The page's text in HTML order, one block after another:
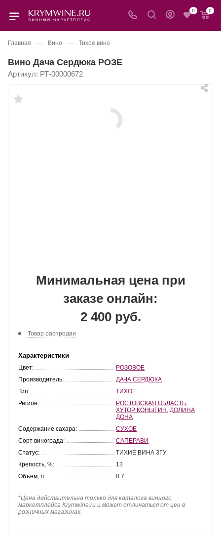
0 0
Главная — Вино — Тихое вино
Вино Дача Сердюка РОЗЕ
Артикул: РТ-00000672
Минимальная цена при
заказе онлайн:
2 400 руб.
Товар распродан
Характеристики
Цвет:
РОЗОВОЕ
Производитель:
ДАЧА СЕРДЮКА
Тип:
ТИХОЕ
Регион:
РОСТОВСКАЯ ОБЛАСТЬ
ХУТОР КОНЫГИН ДОЛИНА
ДОНА
Содержание сахара:
СУХОЕ
Сорт винограда:
САПЕРАВИ
Статус:
ТИХИЕ ВИНА ЗГУ
Крепость, %:
13
Объём, л:
0.7
*Цена действительна только для каталога винного
маркетплейса Krymwine.ru и может отличаться от цен в
розничных магазинах.